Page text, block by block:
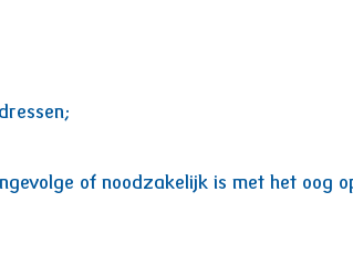
of noodzakelijk is met het oog